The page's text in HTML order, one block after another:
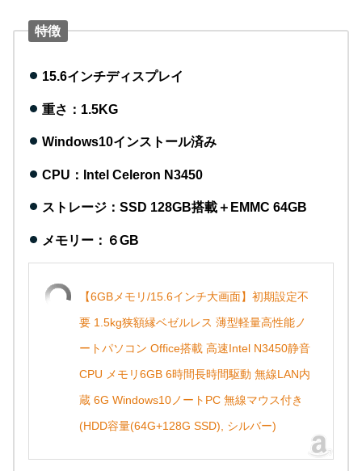
特徴
15.6インチディスプレイ
重さ：1.5KG
Windows10インストール済み
CPU：Intel Celeron N3450
ストレージ：SSD 128GB搭載＋EMMC 64GB
メモリー：６GB
【6GBメモリ/15.6インチ大画面】初期設定不
要 1.5kg狭額縁ベゼルレス 薄型軽量高性能ノ
ートパソコン Office搭載 高速Intel N3450静音
CPU メモリ6GB 6時間長時間駆動 無線LAN内
蔵 6G Windows10ノートPC 無線マウス付き
(HDD容量(64G+128G SSD), シルバー)